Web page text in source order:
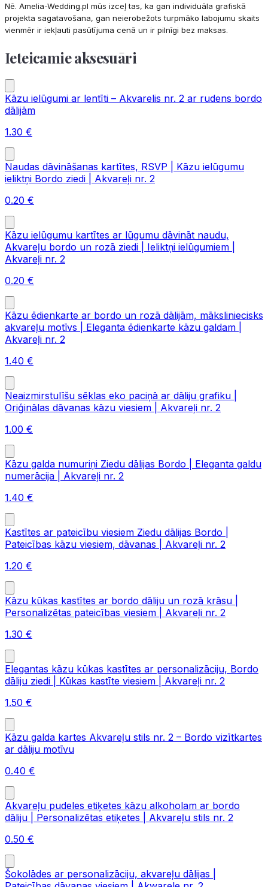
Nē. Amelia-Wedding.pl mūs izceļ tas, ka gan individuāla grafiskā
projekta sagatavošana, gan neierobežots turpmāko labojumu skaits
vienmēr ir iekļauti pasūtījuma cenā un ir pilnīgi bez maksas.
Ieteicamie aksesuāri
Kāzu ielūgumi ar lentīti – Akvarelis nr. 2 ar rudens bordo
dālijām
1.30 €
Naudas dāvināšanas kartītes, RSVP | Kāzu ielūgumu
ieliktņi Bordo ziedi | Akvareļi nr. 2
0.20 €
Kāzu ielūgumu kartītes ar lūgumu dāvināt naudu,
Akvareļu bordo un rozā ziedi | Ieliktņi ielūgumiem |
Akvareļi nr. 2
0.20 €
Kāzu ēdienkarte ar bordo un rozā dālijām, māksliniecisks
akvareļu motīvs | Eleganta ēdienkarte kāzu galdam |
Akvareļi nr. 2
1.40 €
Neaizmirstulīšu sēklas eko paciņā ar dāliju grafiku |
Oriģinālas dāvanas kāzu viesiem | Akvareļi nr. 2
1.00 €
Kāzu galda numuriņi Ziedu dālijas Bordo | Eleganta galdu
numerācija | Akvareļi nr. 2
1.40 €
Kastītes ar pateicību viesiem Ziedu dālijas Bordo |
Pateicības kāzu viesiem, dāvanas | Akvareļi nr. 2
1.20 €
Kāzu kūkas kastītes ar bordo dāliju un rozā krāsu |
Personalizētas pateicības viesiem | Akvareļi nr. 2
1.30 €
Elegantas kāzu kūkas kastītes ar personalizāciju, Bordo
dāliju ziedi | Kūkas kastīte viesiem | Akvareļi nr. 2
1.50 €
Kāzu galda kartes Akvareļu stils nr. 2 – Bordo vizītkartes
ar dāliju motīvu
0.40 €
Akvareļu pudeles etiķetes kāzu alkoholam ar bordo
dāliju | Personalizētas etiķetes | Akvareļu stils nr. 2
0.50 €
Šokolādes ar personalizāciju, akvareļu dālijas |